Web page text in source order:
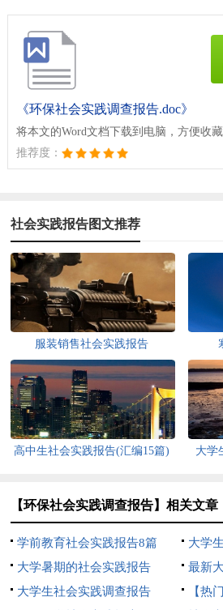
《环保社会实践调查报告.doc》
将本文的Word文档下载到电脑，方便收
推荐度：
社会实践报告图文推荐
服装销售社会实践报告
高中生社会实践报告(汇编15篇) 大学
【环保社会实践调查报告】相关文章
学前教育社会实践报告8篇
大学
15篇
大学暑期的社会实践报告
最新
15篇
大学生社会实践调查报告
【热